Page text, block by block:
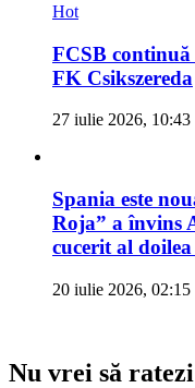
Hot
FCSB continuă
FK Csikszereda
27 iulie 2026, 10:43
Spania este
Roja” a învins
cucerit al
20 iulie 2026, 02:15
Nu vrei să ratezi